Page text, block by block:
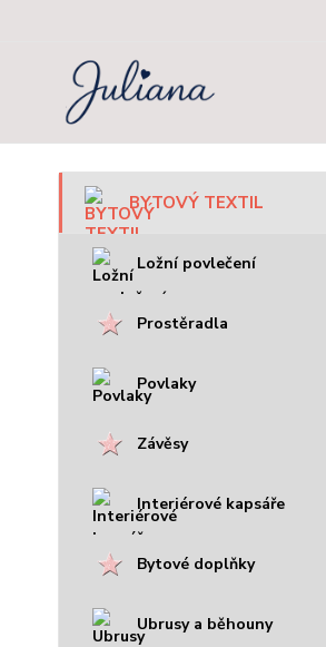
BYTOVÝ TEXTIL
Ložní povlečení
Prostěradla
Povlaky
Závěsy
Interiérové kapsáře
Bytové doplňky
Ubrusy a běhouny